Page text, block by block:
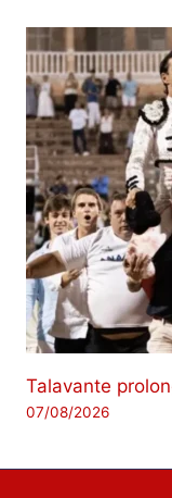
Talavante
07/08/2026